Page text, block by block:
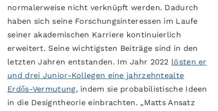
normalerweise nicht verknüpft werden. Dadurch
haben sich seine Forschungsinteressen im Laufe
seiner akademischen Karriere kontinuierlich
erweitert. Seine wichtigsten Beiträge sind in den
letzten Jahren entstanden. Im Jahr 2022 lösten er
und drei Junior-Kollegen eine jahrzehntealte
Erdős-Vermutung, indem sie probabilistische Ideen
in die Designtheorie einbrachten. „Matts Ansatz